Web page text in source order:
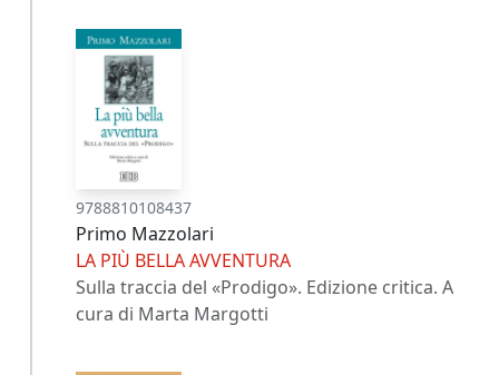
9788810108437
Primo Mazzolari
LA PIÙ BELLA AVVENTURA
Sulla traccia del «Prodigo». Edizione critica. A
cura di Marta Margotti